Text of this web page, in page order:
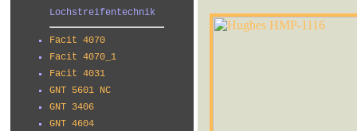
Lochstreifentechnik
Facit 4070
Facit 4070_1
Facit 4031
GNT 5601 NC
GNT 3406
GNT 4604